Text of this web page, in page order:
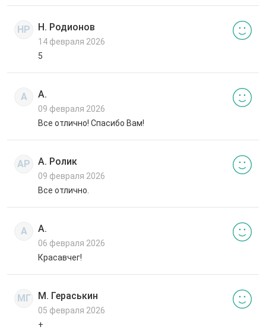
НР Н. Родионов
14 февраля 2026
5
А А.
09 февраля 2026
Все отлично! Спасибо Вам!
АР А. Ролик
09 февраля 2026
Все отлично.
А А.
06 февраля 2026
Красавчег!
МГ М. Гераськин
05 февраля 2026
+